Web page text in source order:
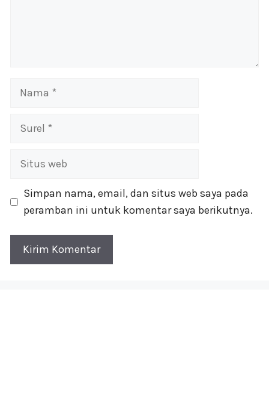
Nama
Surel
Situs
Simpan nama, email, dan situs web saya pada
peramban ini untuk komentar saya berikutnya.